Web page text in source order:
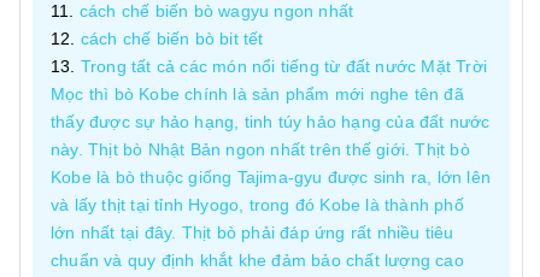
cách chế biến bò wagyu ngon nhất
cách chế biến bò bit tết
Trong tất cả các món nổi tiếng từ đất nước Mặt Trời
Mọc thì bò Kobe chính là sản phẩm mới nghe tên đã
thấy được sự hảo hạng, tinh túy hảo hạng của đất nước
này. Thịt bò Nhật Bản ngon nhất trên thế giới. Thịt bò
Kobe là bò thuộc giống Tajima-gyu được sinh ra, lớn lên
và lấy thịt tại tỉnh Hyogo, trong đó Kobe là thành phố
lớn nhất tại đây. Thịt bò phải đáp ứng rất nhiều tiêu
chuẩn và quy định khắt khe đảm bảo chất lượng cao